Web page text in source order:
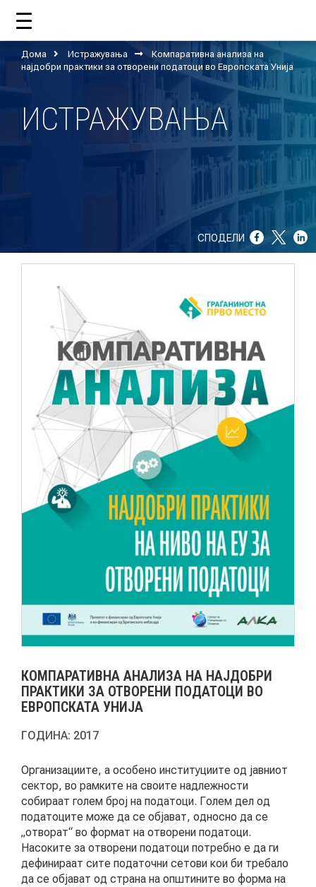
ДОМА
ЗА НАС
ГОДИШНИ ИЗВЕШТАИ
НОВОСТИ
ИСТРАЖУВАЊА
ПРОЕКТИ
КАТАЛОГ НА УСЛУГИ
ПОВИЦИ
АРХИВА
ПОСТАПКА
ПОДНЕСИ ИНИЦИЈАТИВА
ПОДДРЖИ ИНИЦИЈАТИВА
МУЛТИМЕДИЈА
Дома Истражувања
Компаративна анализа на
најдобри практики за отворени податоци во Европската Унија
ИСТРАЖУВАЊА
СПОДЕЛИ
КОМПАРАТИВНА АНАЛИЗА НА НАЈДОБРИ
ПРАКТИКИ ЗА ОТВОРЕНИ ПОДАТОЦИ ВО
ЕВРОПСКАТА УНИЈА
ГОДИНА: 2017
Организациите, а особено институциите од јавниот
сектор, во рамките на своите надлежности
собираат голем број на податоци. Голем дел од
податоците може да се објават, односно да се
„отворат“ во формат на отворени податоци.
Насоките за отворени податоци потребно е да ги
дефинираат сите податочни сетови кои би требало
да се објават од страна на општините во форма на